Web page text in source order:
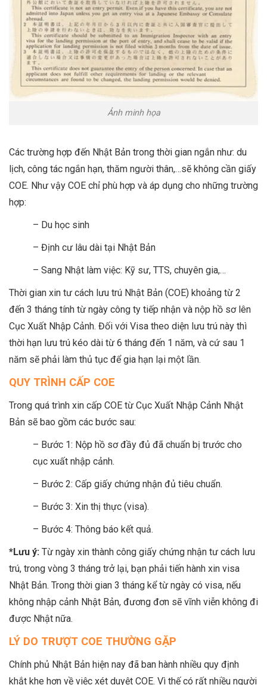
Ảnh minh họa
Các trường hợp đến Nhật Bản trong thời gian ngắn như: du
lịch, công tác ngắn hạn, thăm người thân,…sẽ không cần giấy
COE. Như vậy COE chỉ phù hợp và áp dụng cho những trường
hợp:
– Du học sinh
– Định cư lâu dài tại Nhật Bản
– Sang Nhật làm việc: Kỹ sư, TTS, chuyên gia,…
Thời gian xin tư cách lưu trú Nhật Bản (COE) khoảng từ 2
đến 3 tháng tính từ ngày công ty tiếp nhận và nộp hồ sơ lên
Cục Xuất Nhập Cảnh. Đối với Visa theo diện lưu trú này thì
thời hạn lưu trú kéo dài từ 6 tháng đến 1 năm, và cứ sau 1
năm sẽ phải làm thủ tục để gia hạn lại một lần.
QUY TRÌNH CẤP COE
Trong quá trình xin cấp COE từ Cục Xuất Nhập Cảnh Nhật
Bản sẽ bao gồm các bước sau:
– Bước 1: Nộp hồ sơ đầy đủ đã chuẩn bị trước cho
cục xuất nhập cảnh.
– Bước 2: Cấp giấy chứng nhận đủ tiêu chuẩn.
– Bước 3: Xin thị thực (visa).
– Bước 4: Thông báo kết quả.
*Lưu ý: Từ ngày xin thành công giấy chứng nhận tư cách lưu
trú, trong vòng 3 tháng trở lại, bạn phải tiến hành xin visa
Nhật Bản. Trong thời gian 3 tháng kể từ ngày có visa, nếu
không nhập cảnh Nhật Bản, đương đơn sẽ vĩnh viễn không đi
được Nhật nữa.
LÝ DO TRƯỢT COE THƯỜNG GẶP
Chính phủ Nhật Bản hiện nay đã ban hành nhiều quy định
khắt khe hơn về việc xét duyệt COE. Vì thế có rất nhiều người